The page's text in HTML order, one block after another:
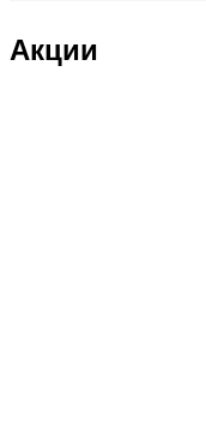
Акции